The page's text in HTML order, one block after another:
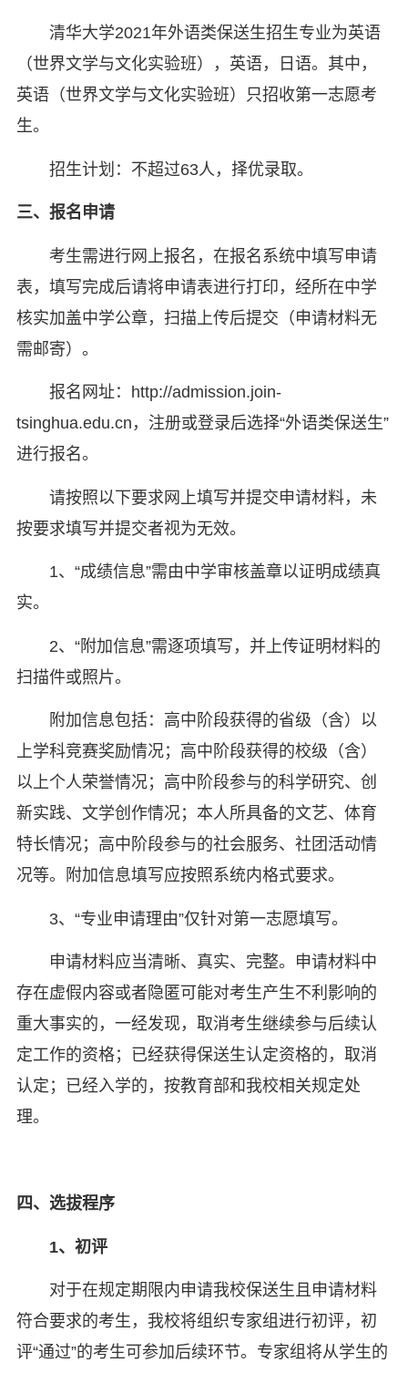
清华大学2021年外语类保送生招生专业为英语
（世界文学与文化实验班），英语，日语。其中，
英语（世界文学与文化实验班）只招收第一志愿考
生。
招生计划：不超过63人，择优录取。
三、报名申请
考生需进行网上报名，在报名系统中填写申请
表，填写完成后请将申请表进行打印，经所在中学
核实加盖中学公章，扫描上传后提交（申请材料无
需邮寄）。
报名网址：http://admission.join-
tsinghua.edu.cn，注册或登录后选择“外语类保送生”
进行报名。
请按照以下要求网上填写并提交申请材料，未
按要求填写并提交者视为无效。
1、“成绩信息”需由中学审核盖章以证明成绩真
实。
2、“附加信息”需逐项填写，并上传证明材料的
扫描件或照片。
附加信息包括：高中阶段获得的省级（含）以
上学科竞赛奖励情况；高中阶段获得的校级（含）
以上个人荣誉情况；高中阶段参与的科学研究、创
新实践、文学创作情况；本人所具备的文艺、体育
特长情况；高中阶段参与的社会服务、社团活动情
况等。附加信息填写应按照系统内格式要求。
3、“专业申请理由”仅针对第一志愿填写。
申请材料应当清晰、真实、完整。申请材料中
存在虚假内容或者隐匿可能对考生产生不利影响的
重大事实的，一经发现，取消考生继续参与后续认
定工作的资格；已经获得保送生认定资格的，取消
认定；已经入学的，按教育部和我校相关规定处
理。
四、选拔程序
1、初评
对于在规定期限内申请我校保送生且申请材料
符合要求的考生，我校将组织专家组进行初评，初
评“通过”的考生可参加后续环节。专家组将从学生的